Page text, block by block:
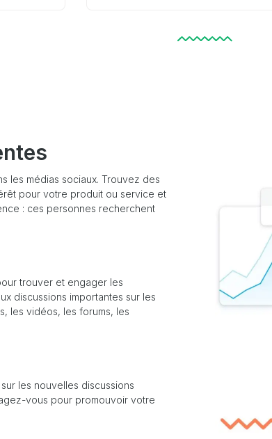
les médias sociaux. Trouvez des
pour votre produit ou service et
: ces personnes recherchent
trouver et engager les
discussions importantes sur les
les vidéos, les forums, les
les nouvelles discussions
vous pour promouvoir votre